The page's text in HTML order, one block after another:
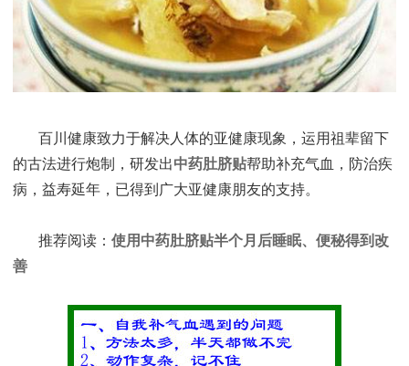
百川健康致力于解决人体的亚健康现象，运用祖辈留下
的古法进行炮制，研发出中药肚脐贴帮助补充气血，防治疾
病，益寿延年，已得到广大亚健康朋友的支持。
推荐阅读： 使用中药肚脐贴半个月后睡眠、便秘得到改
善